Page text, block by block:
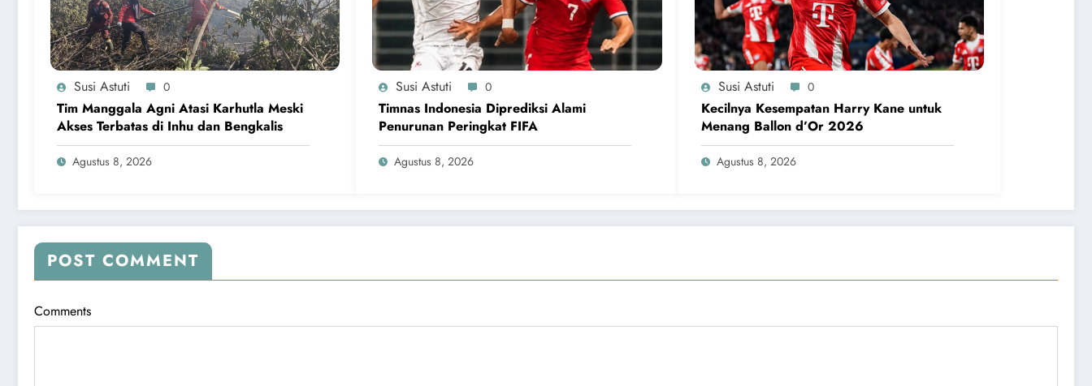
Susi Astuti 0
Tim Manggala Agni Atasi Karhutla Meski
Akses Terbatas di Inhu dan Bengkalis
Agustus 8, 2026
Susi Astuti 0
Timnas Indonesia Diprediksi Alami
Penurunan Peringkat FIFA
Agustus 8, 2026
Susi Astuti 0
Kecilnya Kesempatan Harry Kane untuk
Menang Ballon d’Or 2026
Agustus 8, 2026
POST COMMENT
Comments